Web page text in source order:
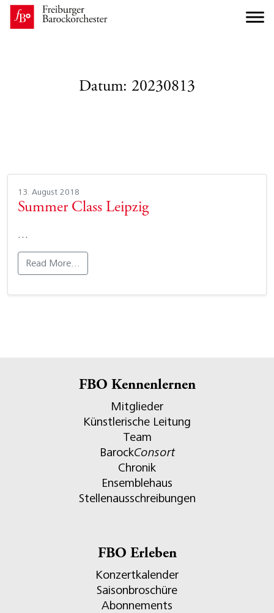
Datum: 20230813
13. August 2018
Summer Class Leipzig
…
Read More…
FBO Kennenlernen
Mitglieder
Künstlerische Leitung
Team
BarockConsort
Chronik
Ensemblehaus
Stellenausschreibungen
FBO Erleben
Konzertkalender
Saisonbroschüre
Abonnements